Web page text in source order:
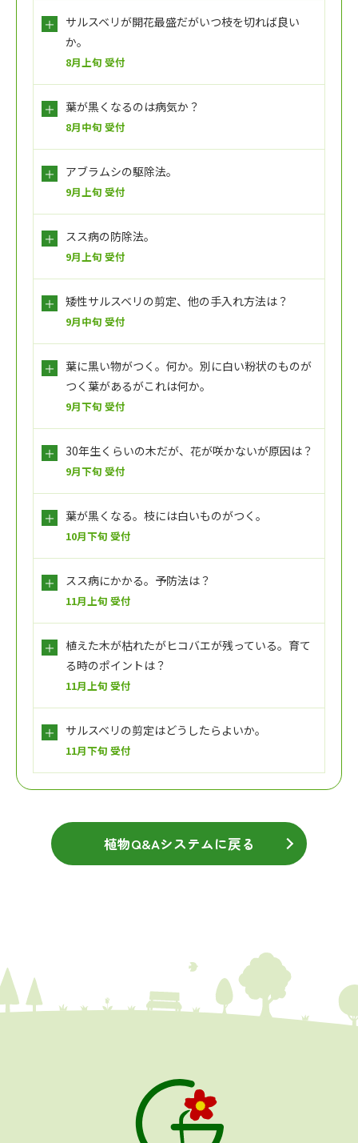
サルスベリが開花最盛だがいつ枝を切れば良い
か。
8月上旬 受付
葉が黒くなるのは病気か？
8月中旬 受付
アブラムシの駆除法。
9月上旬 受付
スス病の防除法。
9月上旬 受付
矮性サルスベリの剪定、他の手入れ方法は？
9月中旬 受付
葉に黒い物がつく。何か。別に白い粉状のものが
つく葉があるがこれは何か。
9月下旬 受付
30年生くらいの木だが、花が咲かないが原因は？
9月下旬 受付
葉が黒くなる。枝には白いものがつく。
10月下旬 受付
スス病にかかる。予防法は？
11月上旬 受付
植えた木が枯れたがヒコバエが残っている。育て
る時のポイントは？
11月上旬 受付
サルスベリの剪定はどうしたらよいか。
11月下旬 受付
植物Q&Aシステムに戻る